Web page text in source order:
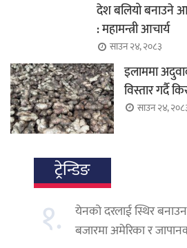
देश बलियो बनाउने
: महामन्त्री आचार्य
साउन २४, २०८३
इलाममा
विस्तार गर्दै
साउन २४,
ट्रेन्डिङ
१.
येनको दरलाई स्थिर
बजारमा अमेरिका र